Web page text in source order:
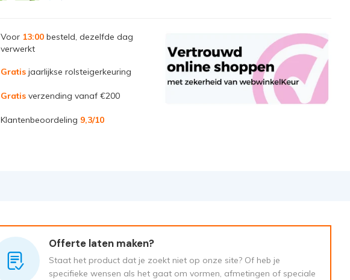
Voor 13:00 besteld, dezelfde dag
verwerkt
Gratis jaarlijkse rolsteigerkeuring
Gratis verzending vanaf €200
Klantenbeoordeling 9,3/10
Offerte laten maken?
Staat het product dat je zoekt niet op onze site? Of heb je
specifieke wensen als het gaat om vormen, afmetingen of speciale